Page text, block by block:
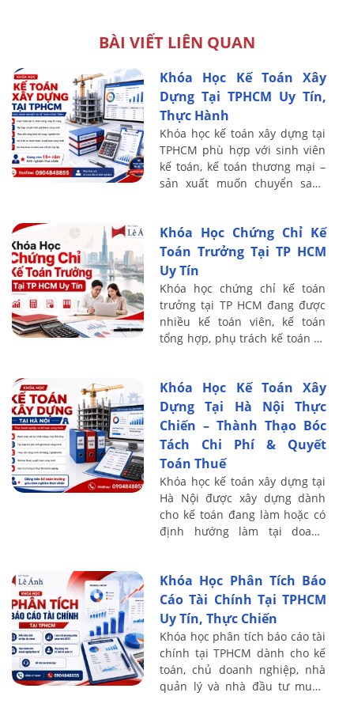
BÀI VIẾT LIÊN QUAN
Khóa Học Kế Toán Xây
Dựng Tại TPHCM Uy Tín,
Thực Hành
Khóa học kế toán xây dựng tại
TPHCM phù hợp với sinh viên
kế toán, kế toán thương mại –
sản xuất muốn chuyển sang
nghiệp ...
Khóa Học Chứng Chỉ Kế
Toán Trưởng Tại TP HCM
Uy Tín
Khóa học chứng chỉ kế toán
trưởng tại TP HCM đang được
nhiều kế toán viên, kế toán
tổng hợp, phụ trách kế toán và
– kế ...
Khóa Học Kế Toán Xây
Dựng Tại Hà Nội Thực
Chiến – Thành Thạo Bóc
Tách Chi Phí & Quyết
Toán Thuế
Khóa học kế toán xây dựng tại
Hà Nội được xây dựng dành
cho kế toán đang làm hoặc có
định hướng làm tại doanh
đường và hạ ...
Khóa Học Phân Tích Báo
Cáo Tài Chính Tại TPHCM
Uy Tín, Thực Chiến
Khóa học phân tích báo cáo tài
chính tại TPHCM dành cho kế
toán, chủ doanh nghiệp, nhà
quản lý và nhà đầu tư muốn